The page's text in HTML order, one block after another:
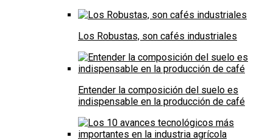
Los Robustas, son cafés industriales
Entender la composición del suelo es
indispensable en la producción de café